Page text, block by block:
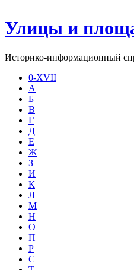
Улицы и
Историко-информационный
0-XVII
А
Б
В
Г
Д
Е
Ж
З
И
К
Л
М
Н
О
П
Р
С